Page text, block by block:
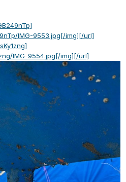
IMG-9553.jpg[/img][/url]
IMG-9554.jpg[/img][/url]